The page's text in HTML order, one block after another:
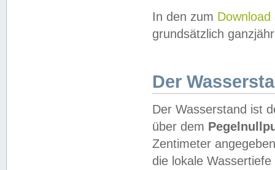
In den zum Download
grundsätzlich
Der
Der Wasserstand ist
über dem
Zentimeter
die lokale